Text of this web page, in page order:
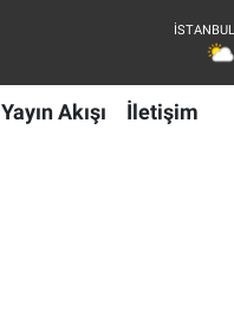
Yayın Akışı İletişim